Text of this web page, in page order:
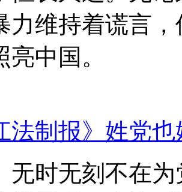
力维持着谎言
中国。
法制报》姓党
无时无刻不在